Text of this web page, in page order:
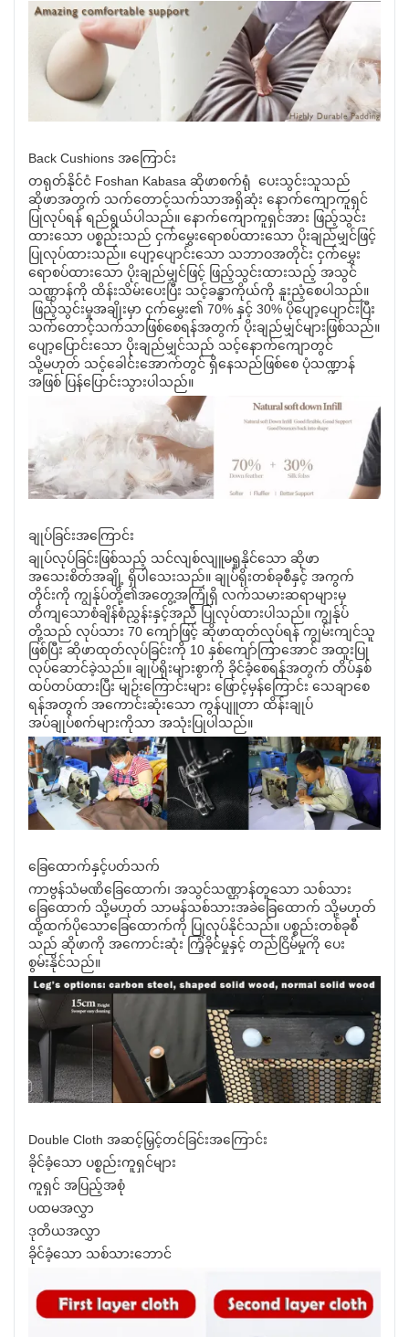
Back Cushions အကြောင်း
တရုတ်နိုင်ငံ Foshan Kabasa ဆိုဖာစက်ရုံ ပေးသွင်းသူသည်
ဆိုဖာအတွက် သက်တောင့်သက်သာအရှိဆုံး နောက်ကျောကူရှင်
ပြုလုပ်ရန် ရည်ရွယ်ပါသည်။ နောက်ကျောကူရှင်အား ဖြည့်သွင်း
ထားသော ပစ္စည်းသည် ငှက်မွှေးရောစပ်ထားသော ပိုးချည်မျှင်ဖြင့်
ပြုလုပ်ထားသည်။ ပျော့ပျောင်းသော သဘာဝအတိုင်း ငှက်မွှေး
ရောစပ်ထားသော ပိုးချည်မျှင်ဖြင့် ဖြည့်သွင်းထားသည့် အသွင်
သဏ္ဌာန်ကို ထိန်းသိမ်းပေးပြီး သင့်ခန္ဓာကိုယ်ကို နူးညံ့စေပါသည်။
ဖြည့်သွင်းမှုအချိုးမှာ ငှက်မွှေး၏ 70% နှင့် 30% ပိုပျော့ပျောင်းပြီး
သက်တောင့်သက်သာဖြစ်စေရန်အတွက် ပိုးချည်မျှင်များဖြစ်သည်။
ပျော့ပြောင်းသော ပိုးချည်မျှင်သည် သင့်နောက်ကျောတွင်
သို့မဟုတ် သင့်ခေါင်းအောက်တွင် ရှိနေသည်ဖြစ်စေ ပုံသဏ္ဍာန်
အဖြစ် ပြန်ပြောင်းသွားပါသည်။
ချုပ်ခြင်းအကြောင်း
ချုပ်လုပ်ခြင်းဖြစ်သည့် သင်လျစ်လျူမရှုနိုင်သော ဆိုဖာ
အသေးစိတ်အချို့ ရှိပါသေးသည်။ ချုပ်ရိုးတစ်ခုစီနှင့် အကွက်
တိုင်းကို ကျွန်ုပ်တို့၏အတွေ့အကြုံရှိ လက်သမားဆရာများမှ
တိကျသောစံချိန်စံညွှန်းနှင့်အညီ ပြုလုပ်ထားပါသည်။ ကျွန်ုပ်
တို့သည် လုပ်သား 70 ကျော်ဖြင့် ဆိုဖာထုတ်လုပ်ရန် ကျွမ်းကျင်သူ
ဖြစ်ပြီး ဆိုဖာထုတ်လုပ်ခြင်းကို 10 နှစ်ကျော်ကြာအောင် အထူးပြု
လုပ်ဆောင်ခဲ့သည်။ ချုပ်ရိုးများစွာကို ခိုင်ခံ့စေရန်အတွက် တိပ်နှစ်
ထပ်တပ်ထားပြီး မျဉ်းကြောင်းများ ဖြောင့်မှန်ကြောင်း သေချာစေ
ရန်အတွက် အကောင်းဆုံးသော ကွန်ပျူတာ ထိန်းချုပ်
အပ်ချုပ်စက်များကိုသာ အသုံးပြုပါသည်။
ခြေထောက်နှင့်ပတ်သက်
ကာဗွန်သံမဏိခြေထောက်၊ အသွင်သဏ္ဌာန်တူသော သစ်သား
ခြေထောက် သို့မဟုတ် သာမန်သစ်သားအခဲခြေထောက် သို့မဟုတ်
ထို့ထက်ပိုသောခြေထောက်ကို ပြုလုပ်နိုင်သည်။ ပစ္စည်းတစ်ခုစီ
သည် ဆိုဖာကို အကောင်းဆုံး ကြံ့ခိုင်မှုနှင့် တည်ငြိမ်မှုကို ပေး
စွမ်းနိုင်သည်။
Double Cloth အဆင့်မြှင့်တင်ခြင်းအကြောင်း
ခိုင်ခံ့သော ပစ္စည်းကူရှင်များ
ကူရှင် အပြည့်အစုံ
ပထမအလွှာ
ဒုတိယအလွှာ
ခိုင်ခံ့သော သစ်သားဘောင်